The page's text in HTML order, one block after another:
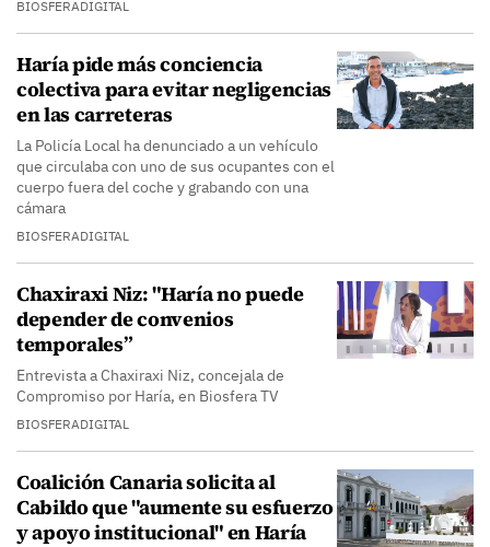
BIOSFERADIGITAL
Haría pide más conciencia
colectiva para evitar negligencias
en las carreteras
La Policía Local ha denunciado a un vehículo
que circulaba con uno de sus ocupantes con el
cuerpo fuera del coche y grabando con una
cámara
BIOSFERADIGITAL
Chaxiraxi Niz: "Haría no puede
depender de convenios
temporales”
Entrevista a Chaxiraxi Niz, concejala de
Compromiso por Haría, en Biosfera TV
BIOSFERADIGITAL
Coalición Canaria solicita al
Cabildo que "aumente su esfuerzo
y apoyo institucional" en Haría